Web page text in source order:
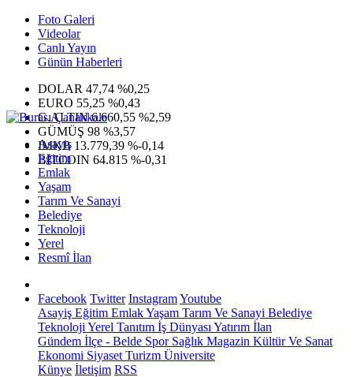
Foto Galeri
Videolar
Canlı Yayın
Günün Haberleri
DOLAR 47,74 %0,25
EURO 55,25 %0,43
G.ALTIN6.660,55 %2,59
GÜMÜŞ 98 %3,57
IMKB 13.779,39 %-0,14
BITCOIN 64.815 %-0,31
Asayiş
Eğitim
Emlak
Yaşam
Tarım Ve Sanayi
Belediye
Teknoloji
Yerel
Resmî İlan
Facebook Twitter InstagramYoutube
Asayiş Eğitim EmlakYaşam Tarım Ve Sanayi Belediye
Teknoloji Yerel Tanıtım İş Dünyası Yatırım İlan
Gündem İlçe - Belde SporSağlık Magazin Kültür Ve Sanat
Ekonomi Siyaset Turizm Üniversite
Künye İletişim RSS